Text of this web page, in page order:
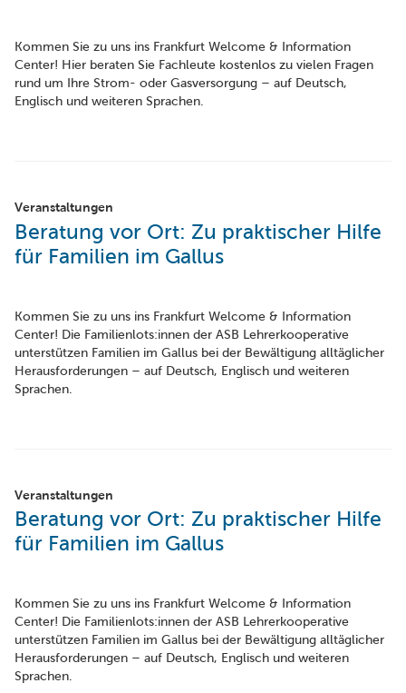
Kommen Sie zu uns ins Frankfurt Welcome & Information
Center! Hier beraten Sie Fachleute kostenlos zu vielen Fragen
rund um Ihre Strom- oder Gasversorgung – auf Deutsch,
Englisch und weiteren Sprachen.
Veranstaltungen
Beratung vor Ort: Zu praktischer Hilfe
für Familien im Gallus
Kommen Sie zu uns ins Frankfurt Welcome & Information
Center! Die Familienlots:innen der ASB Lehrerkooperative
unterstützen Familien im Gallus bei der Bewältigung alltäglicher
Herausforderungen – auf Deutsch, Englisch und weiteren
Sprachen.
Veranstaltungen
Beratung vor Ort: Zu praktischer Hilfe
für Familien im Gallus
Kommen Sie zu uns ins Frankfurt Welcome & Information
Center! Die Familienlots:innen der ASB Lehrerkooperative
unterstützen Familien im Gallus bei der Bewältigung alltäglicher
Herausforderungen – auf Deutsch, Englisch und weiteren
Sprachen.